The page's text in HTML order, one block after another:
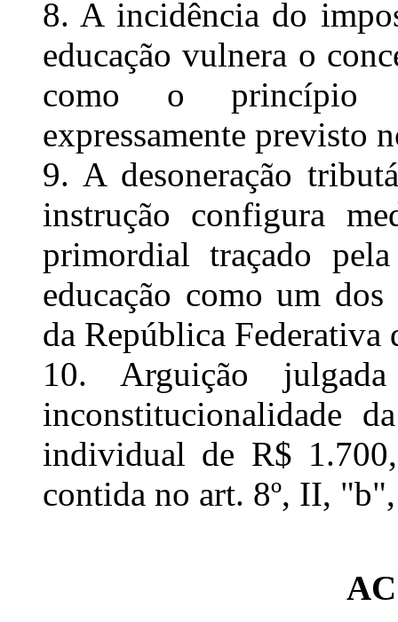
8. A incidência do
educação vulnera o
como o princípio
expressamente previsto
9. A desoneração
instrução configura
primordial traçado
educação como um
da República Federativa
10. Arguição
inconstitucionalidade
individual de R$
contida no art. 8º, II,